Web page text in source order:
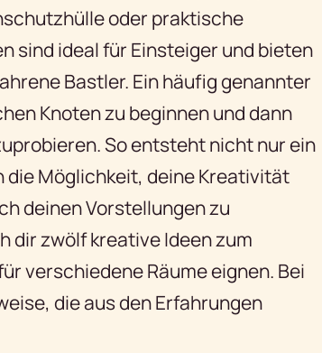
oder praktische
sind ideal für Einsteiger und bieten
Bastler. Ein häufig genannter
Knoten zu beginnen und dann
So entsteht nicht nur ein
Möglichkeit, deine Kreativität
deinen Vorstellungen zu
dir zwölf kreative Ideen zum
verschiedene Räume eignen. Bei
die aus den Erfahrungen